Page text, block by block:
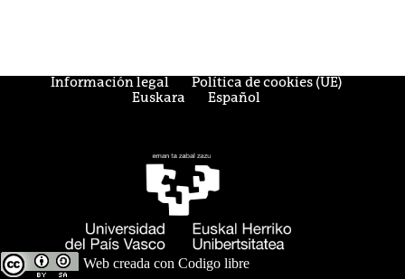
Información legal
Política de cookies (UE)
Euskara
Español
Web creada con Codigo libre